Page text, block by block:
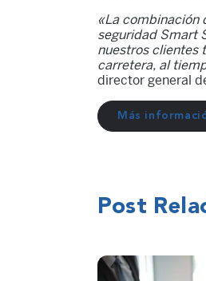
«La combinación
seguridad Smart
nuestros clientes
carretera, al
director general
Más
Post